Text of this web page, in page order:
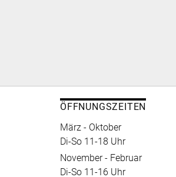
ÖFFNUNGSZEITEN
März - Oktober
Di-So 11-18 Uhr
November - Februar
Di-So 11-16 Uhr